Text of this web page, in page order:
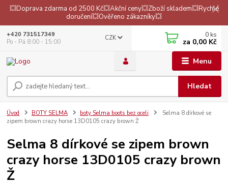
💥Doprava zdarma od 2500 Kč💥Akční ceny💥Zboží skladem💥Rychlé
doručení💥Ověřeno zákazníky💥
Menu
CZK
Hledat
+420 731517349
Po - Pá 8:00 - 15:00
0 ks
za 0,00 Kč
Úvod BOTY SELMA boty Selma boots bez oceli
Selma 8 dírkové se
zipem brown crazy horse 13D0105 crazy brown Ž
Selma 8 dírkové se zipem brown
crazy horse 13D0105 crazy brown
Ž